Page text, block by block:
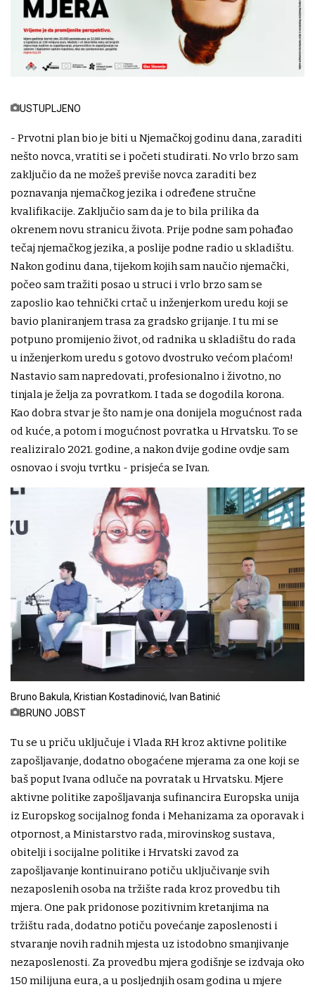
USTUPLJENO
- Prvotni plan bio je biti u Njemačkoj godinu dana, zaraditi
nešto novca, vratiti se i početi studirati. No vrlo brzo sam
zaključio da ne možeš previše novca zaraditi bez
poznavanja njemačkog jezika i određene stručne
kvalifikacije. Zaključio sam da je to bila prilika da
okrenem novu stranicu života. Prije podne sam pohađao
tečaj njemačkog jezika, a poslije podne radio u skladištu.
Nakon godinu dana, tijekom kojih sam naučio njemački,
počeo sam tražiti posao u struci i vrlo brzo sam se
zaposlio kao tehnički crtač u inženjerkom uredu koji se
bavio planiranjem trasa za gradsko grijanje. I tu mi se
potpuno promijenio život, od radnika u skladištu do rada
u inženjerkom uredu s gotovo dvostruko većom plaćom!
Nastavio sam napredovati, profesionalno i životno, no
tinjala je želja za povratkom. I tada se dogodila korona.
Kao dobra stvar je što nam je ona donijela mogućnost rada
od kuće, a potom i mogućnost povratka u Hrvatsku. To se
realiziralo 2021. godine, a nakon dvije godine ovdje sam
osnovao i svoju tvrtku - prisjeća se Ivan.
Bruno Bakula, Kristian Kostadinović, Ivan Batinić
BRUNO JOBST
Tu se u priču uključuje i Vlada RH kroz aktivne politike
zapošljavanje, dodatno obogaćene mjerama za one koji se
baš poput Ivana odluče na povratak u Hrvatsku. Mjere
aktivne politike zapošljavanja sufinancira Europska unija
iz Europskog socijalnog fonda i Mehanizama za oporavak i
otpornost, a Ministarstvo rada, mirovinskog sustava,
obitelji i socijalne politike i Hrvatski zavod za
zapošljavanje kontinuirano potiču uključivanje svih
nezaposlenih osoba na tržište rada kroz provedbu tih
mjera. One pak pridonose pozitivnim kretanjima na
tržištu rada, dodatno potiču povećanje zaposlenosti i
stvaranje novih radnih mjesta uz istodobno smanjivanje
nezaposlenosti. Za provedbu mjera godišnje se izdvaja oko
150 milijuna eura, a u posljednjih osam godina u mjere